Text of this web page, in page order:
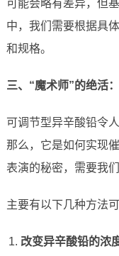
可能会略有差异，但
中，我们需要根据具
和规格。
三、“魔术师”的绝活
可调节型异辛酸铅令
那么，它是如何实现
表演的秘密，需要我
主要有以下几种方法
改变异辛酸铅的浓